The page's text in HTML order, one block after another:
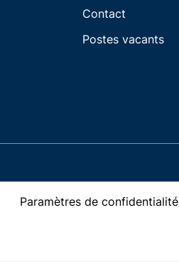
Contact
Postes vacants
Paramètres de confidentialité